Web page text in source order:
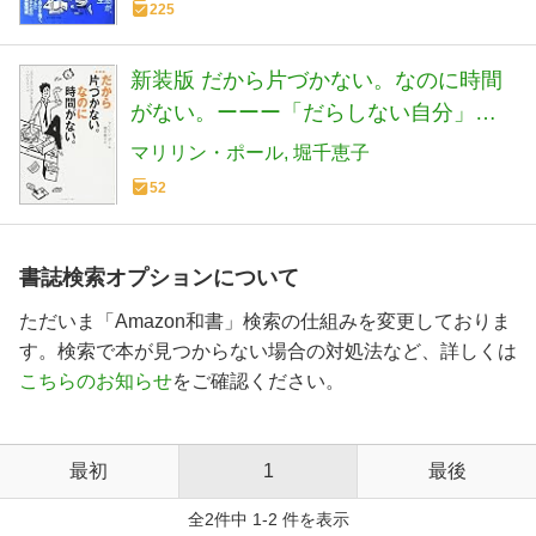
225
新装版 だから片づかない。なのに時間
がない。ーーー「だらしない自分」を
変える７つのステップ
マリリン・ポール 堀千恵子
52
書誌検索オプションについて
ただいま「Amazon和書」検索の仕組みを変更しておりま
す。検索で本が見つからない場合の対処法など、詳しくは
こちらのお知らせをご確認ください。
最初 1 最後
全2件中 1-2 件を表示